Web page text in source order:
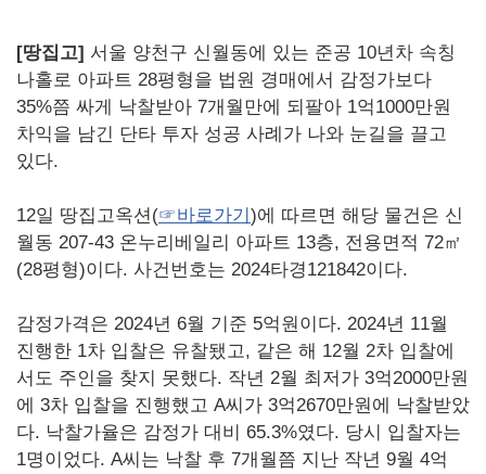
[땅집고] 서울 양천구 신월동에 있는 준공 10년차 속칭
나홀로 아파트 28평형을 법원 경매에서 감정가보다
35%쯤 싸게 낙찰받아 7개월만에 되팔아 1억1000만원
차익을 남긴 단타 투자 성공 사례가 나와 눈길을 끌고
있다.
12일 땅집고옥션(☞바로가기)에 따르면 해당 물건은 신
월동 207-43 온누리베일리 아파트 13층, 전용면적 72㎡
(28평형)이다. 사건번호는 2024타경121842이다.
감정가격은 2024년 6월 기준 5억원이다. 2024년 11월
진행한 1차 입찰은 유찰됐고, 같은 해 12월 2차 입찰에
서도 주인을 찾지 못했다. 작년 2월 최저가 3억2000만원
에 3차 입찰을 진행했고 A씨가 3억2670만원에 낙찰받았
다. 낙찰가율은 감정가 대비 65.3%였다. 당시 입찰자는
1명이었다. A씨는 낙찰 후 7개월쯤 지난 작년 9월 4억